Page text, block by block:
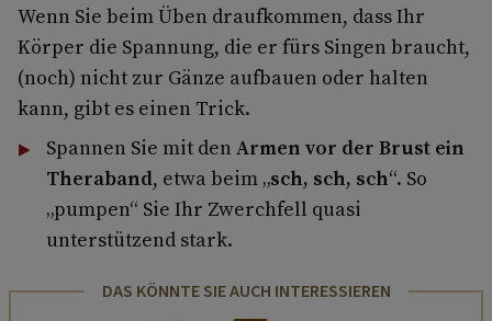
Wenn Sie beim Üben draufkommen, dass Ihr
Körper die Spannung, die er fürs Singen braucht,
(noch) nicht zur Gänze aufbauen oder halten
kann, gibt es einen Trick.
Spannen Sie mit den Armen vor der Brust ein
Theraband, etwa beim „sch, sch, sch“. So
„pumpen“ Sie Ihr Zwerchfell quasi
unterstützend stark.
DAS KÖNNTE SIE AUCH INTERESSIEREN